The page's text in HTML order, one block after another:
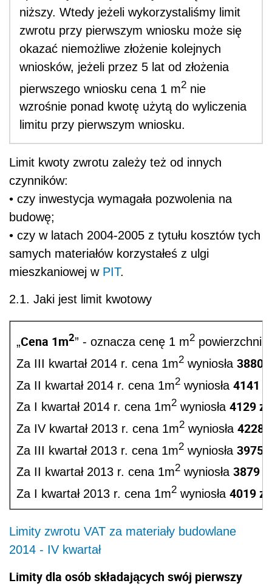
niższy. Wtedy jeżeli wykorzystaliśmy limit
zwrotu przy pierwszym wniosku może się
okazać niemożliwe złożenie kolejnych
wniosków, jeżeli przez 5 lat od złożenia
pierwszego wniosku cena 1 m2 nie
wzrośnie ponad kwotę użytą do wyliczenia
limitu przy pierwszym wniosku.
Limit kwoty zwrotu zależy też od innych
czynników:
• czy inwestycja wymagała pozwolenia na
budowę;
• czy w latach 2004-2005 z tytułu kosztów tych
samych materiałów korzystałeś z ulgi
mieszkaniowej w PIT.
2.1. Jaki jest limit kwotowy
„Cena 1m2” - oznacza cenę 1 m2 powierzchni
Za III kwartał 2014 r. cena 1m2 wyniosła 3880
Za II kwartał 2014 r. cena 1m2 wyniosła 4141
Za I kwartał 2014 r. cena 1m2 wyniosła 4129
Za IV kwartał 2013 r. cena 1m2 wyniosła 4228
Za III kwartał 2013 r. cena 1m2 wyniosła 3975
Za II kwartał 2013 r. cena 1m2 wyniosła 3879
Za I kwartał 2013 r. cena 1m2 wyniosła 4019
Limity zwrotu VAT za materiały budowlane
2014 - IV kwartał
Limity dla osób składających swój pierwszy